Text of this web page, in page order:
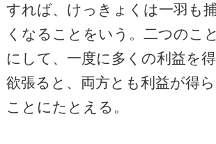
すれば、けっきょくは一羽も
くなることをいう。二つのこ
にして、一度に多くの利益を
欲張ると、両方とも利益が得
ことにたとえる。